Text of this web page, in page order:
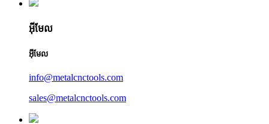
អ៊ីមែល
អ៊ីមែល
info@metalcnctools.com
sales@metalcnctools.com